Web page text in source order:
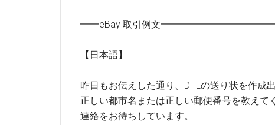
━━eBay 取引例文
【日本語】
昨日もお伝えした通り、DHLの送り状を作成
正しい都市名または正しい郵便番号を教えて
連絡をお待ちしています。